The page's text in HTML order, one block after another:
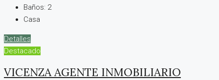
Baños: 2
Casa
Detalles
Destacado
VICENZA AGENTE INMOBILIARIO